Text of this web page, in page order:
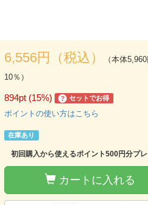
6,556円（税込）
（本体
10％）
894pt (15%) ? セットでお得
ポイントの使い方はこちら
在庫あり
初回購入から使えるポイント500円分プレ
カートに入れる